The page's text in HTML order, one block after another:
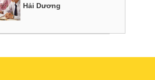
Hải Dương